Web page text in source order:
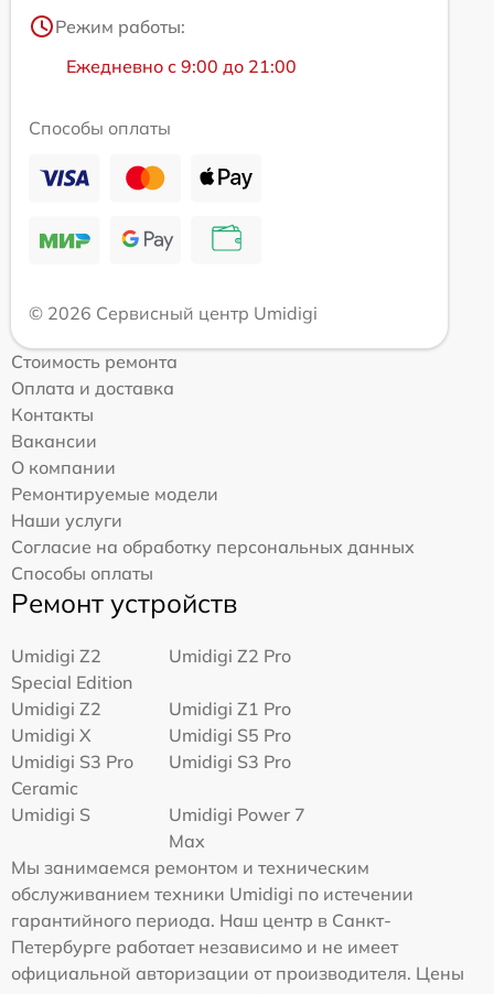
Режим работы:
Ежедневно с 9:00 до 21:00
Способы оплаты
© 2026 Сервисный центр Umidigi
Стоимость ремонта
Оплата и доставка
Контакты
Вакансии
О компании
Ремонтируемые модели
Наши услуги
Согласие на обработку персональных данных
Способы оплаты
Ремонт устройств
Umidigi Z2
Special Edition
Umidigi Z2 Pro
Umidigi Z2
Umidigi Z1 Pro
Umidigi X
Umidigi S5 Pro
Umidigi S3 Pro
Ceramic
Umidigi S3 Pro
Umidigi S
Umidigi Power 7
Max
Мы занимаемся ремонтом и техническим
обслуживанием техники Umidigi по истечении
гарантийного периода. Наш центр в Санкт-
Петербурге работает независимо и не имеет
официальной авторизации от производителя. Цены